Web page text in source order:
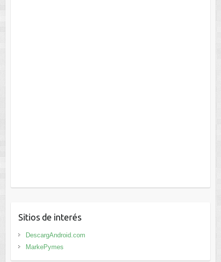
Sitios de interés
DescargAndroid.com
MarkePymes